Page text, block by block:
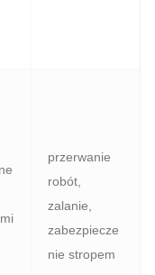
przerwanie
robót,
zalanie,
zabezpiecze
nie stropem